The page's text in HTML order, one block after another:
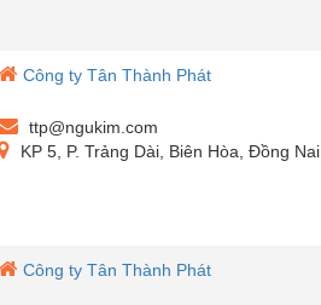
Công ty Tân Thành Phát
ttp@ngukim.com
KP 5, P. Trảng Dài, Biên Hòa, Đồng Nai
Công ty Tân Thành Phát